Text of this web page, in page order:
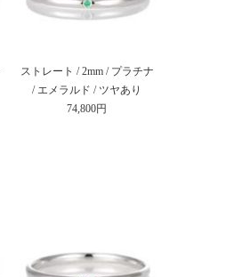
ストレート / 2mm / プラチナ
/ エメラルド / ツヤあり
74,800円